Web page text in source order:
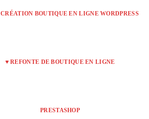
CRÉATION BOUTIQUE EN LIGNE WORDPRESS
♥ REFONTE DE BOUTIQUE EN LIGNE
PRESTASHOP